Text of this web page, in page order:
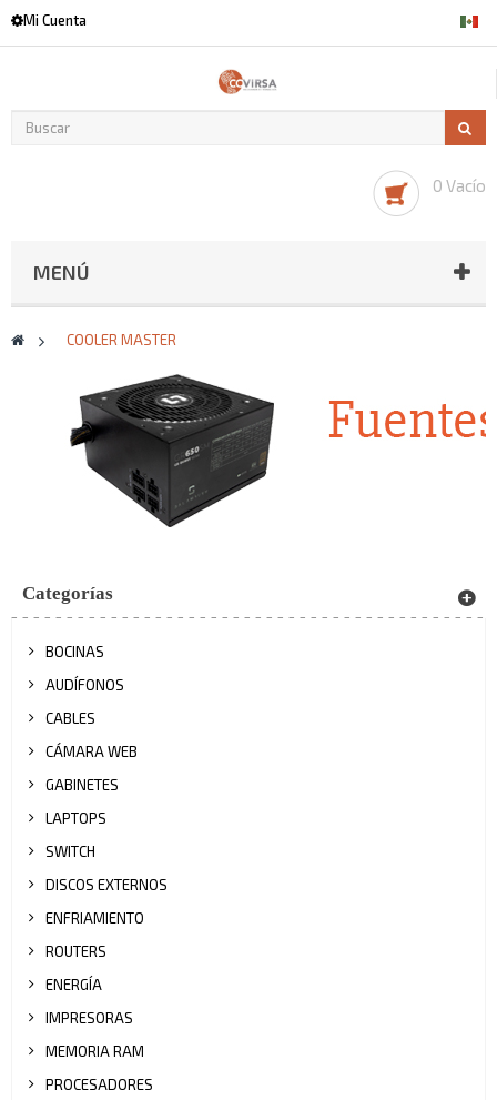
Mi Cuenta
0 Vacío
MENÚ
> COOLER MASTER
Categorías
BOCINAS
AUDÍFONOS
CABLES
CÁMARA WEB
GABINETES
LAPTOPS
SWITCH
DISCOS EXTERNOS
ENFRIAMIENTO
ROUTERS
ENERGÍA
IMPRESORAS
MEMORIA RAM
PROCESADORES